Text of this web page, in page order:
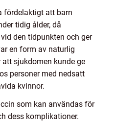
fördelaktigt att barn
tidig ålder, då
den tidpunkten och ger
en form av naturlig
sjukdomen kunde ge
personer med nedsatt
kvinnor.
som kan användas för
dess komplikationer.